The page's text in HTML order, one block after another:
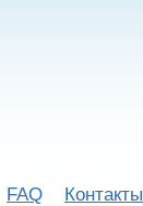
FAQ Контакты